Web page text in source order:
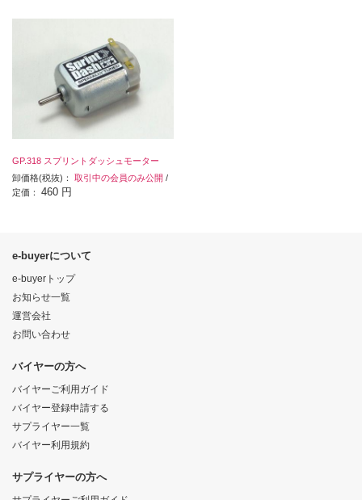
GP.318 スプリントダッシュモーター
卸価格(税抜)： 取引中の会員のみ公開 /
定価： 460 円
e-buyerについて
e-buyerトップ
お知らせ一覧
運営会社
お問い合わせ
バイヤーの方へ
バイヤーご利用ガイド
バイヤー登録申請する
サプライヤー一覧
バイヤー利用規約
サプライヤーの方へ